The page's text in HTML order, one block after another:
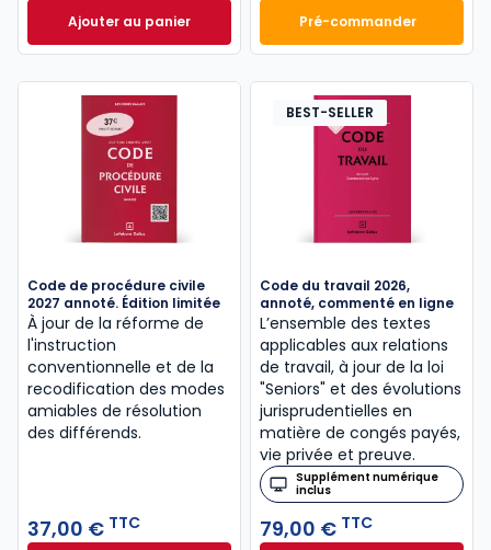
Ajouter au panierCode civil 2027, annoté à 49,00 € TTC
Pré-commander
Mémento
Code de procédure civile
2027 annoté. Édition limitée
À jour de la réforme de
l'instruction
conventionnelle et de la
recodification des modes
amiables de résolution
des différends.
37,00 € TTC
BEST-SELLER
Code du travail 2026,
annoté, commenté en ligne
L’ensemble des textes
applicables aux relations
de travail, à jour de la loi
"Seniors" et des évolutions
jurisprudentielles en
matière de congés payés,
vie privée et preuve.
Supplément numérique
inclus
79,00 € TTC